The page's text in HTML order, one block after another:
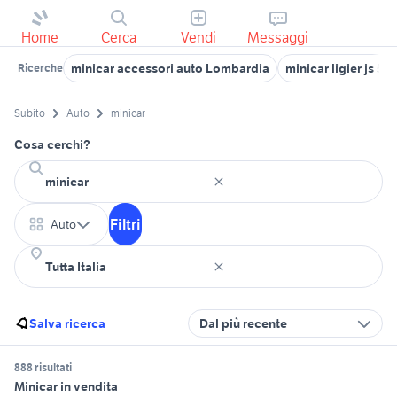
Home Cerca Vendi Messaggi
Ricerche minicar accessori auto Lombardia minicar ligier js 50
Subito Auto minicar
Cosa cerchi?
Auto Filtri
Salva ricerca Dal più recente
888 risultati
Minicar in vendita